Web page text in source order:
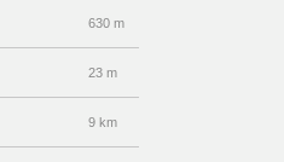
630 m
23 m
9 km